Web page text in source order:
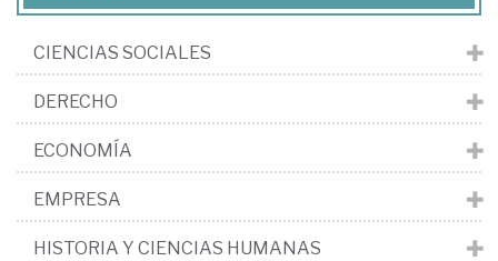
CIENCIAS SOCIALES
DERECHO
ECONOMÍA
EMPRESA
HISTORIA Y CIENCIAS HUMANAS